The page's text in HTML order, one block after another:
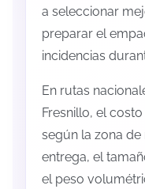
a seleccionar
preparar el
incidencias
En rutas
Fresnillo, el
según la zona
entrega, el
el peso